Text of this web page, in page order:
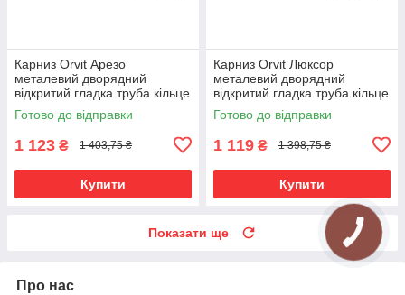
Карниз Orvit Арезо
металевий дворядний
відкритий гладка труба кільце
металеве Чорний Оксамит
19\19 мм 240 см (00-
Готово до відправки
1 123 ₴ 1 403,75 ₴
Купити
Карниз Orvit Люксор
металевий дворядний
відкритий гладка труба кільце
металеве Чорний Оксамит
19\19 мм 240 см (00-
Готово до відправки
1 119 ₴ 1 398,75 ₴
Купити
Показати ще
Про нас